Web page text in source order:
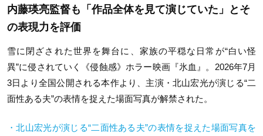
内藤瑛亮監督も「作品全体を見て演じていた」とそ
の表現力を評価
雪に閉ざされた世界を舞台に、家族の平穏な日常が“白い怪
異”に侵されていく《侵蝕感》ホラー映画『氷血』。2026年7月
3日より全国公開される本作より、主演・北山宏光が演じる“二
面性ある夫”の表情を捉えた場面写真が解禁された。
・北山宏光が演じる“二面性ある夫”の表情を捉えた場面写真を